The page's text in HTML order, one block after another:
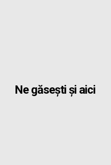
Ne găsești și aici